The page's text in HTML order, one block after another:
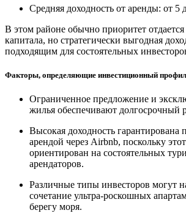
Средняя доходность от аренды: от 5
В этом районе обычно приоритет
капитала, но стратегически выгодная
подходящим для состоятельных
Факторы, определяющие инвестиционный
Ограниченное предложение и
жилья обеспечивают долгосрочный
Высокая доходность гарантирована
арендой через Airbnb, поскольку
ориентирован на состоятельных
арендаторов.
Различные типы инвесторов могут
сочетание ультра-роскошных
берегу моря.